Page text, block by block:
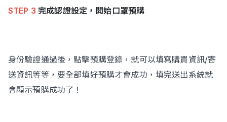
STEP 3 完成認證設定，開始口罩預購
身份驗證通過後，點擊預購登錄，就可以填寫購買資訊/寄
送資訊等等，要全部填好預購才會成功，填完送出系統就
會顯示預購成功了！